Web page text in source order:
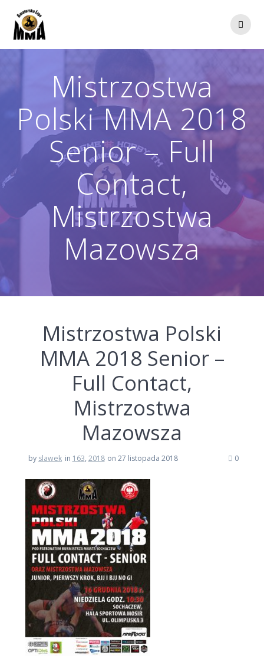
Mistrzostwa
Polski MMA 2018
Senior – Full
Contact,
Mistrzostwa
Mazowsza
Mistrzostwa Polski
MMA 2018 Senior –
Full Contact,
Mistrzostwa
Mazowsza
by slawek in 163, 2018 on 27 listopada 2018 0